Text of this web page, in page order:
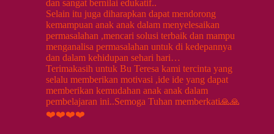
dan sangat bernilai edukatif..
Selain itu juga diharapkan dapat mendorong
kemampuan anak anak dalam menyelesaikan
permasalahan ,mencari solusi terbaik dan mampu
menganalisa permasalahan untuk di kedepannya
dan dalam kehidupan sehari hari…
Terimakasih untuk Bu Teresa kami tercinta yang
selalu memberikan motivasi ,ide ide yang dapat
memberikan kemudahan anak anak dalam
pembelajaran ini..Semoga Tuhan memberkati🙏🙏
❤️❤️❤️❤️